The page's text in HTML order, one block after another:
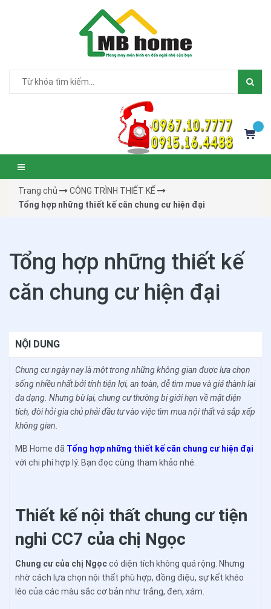
Trang chủ
CÔNG TRÌNH THIẾT KẾ
Tổng hợp những thiết kế căn chung cư hiện đại
Tổng hợp những thiết kế
căn chung cư hiện đại
NỘI DUNG
Chung cư ngày nay là một trong những không gian được lựa chọn
sống nhiều nhất bởi tính tiện lợi, an toàn, dễ tìm mua và giá thành lại
đa dạng. Nhưng bù lại, chung cư thường bị giới hạn về mặt diện
tích, đòi hỏi gia chủ phải đầu tư vào việc tìm mua nội thất và sắp xếp
không gian.
MB Home đã Tổng hợp những thiết kế căn chung cư hiện đại
với chi phí hợp lý. Bạn đọc cùng tham khảo nhé.
Thiết kế nội thất chung cư tiện
nghi CC7 của chị Ngọc
Chung cư của chị Ngọccó diện tích không quá rộng. Nhưng
nhờ cách lựa chọn nội thất phù hợp, đồng điệu, sự kết khéo
léo của các màu sắc cơ bản như trắng, đen, xám.